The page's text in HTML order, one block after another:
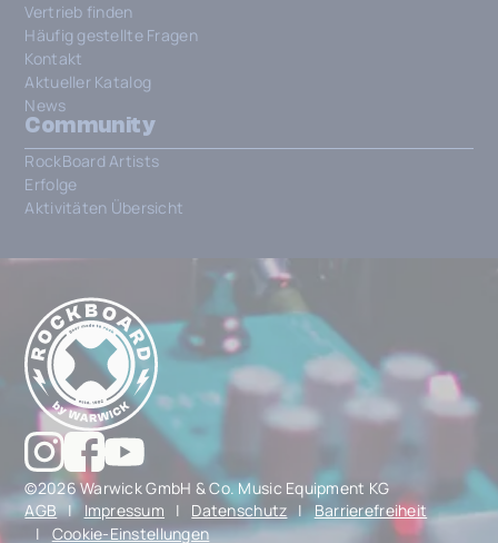
Vertrieb finden
Häufig gestellte Fragen
Kontakt
Aktueller Katalog
News
Community
RockBoard Artists
Erfolge
Aktivitäten Übersicht
©2026 Warwick GmbH & Co. Music Equipment KG
AGB | Impressum | Datenschutz |
Barrierefreiheit
|
Cookie-Einstellungen